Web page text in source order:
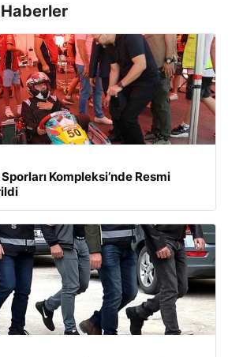
Kompleksi’nde Resmi